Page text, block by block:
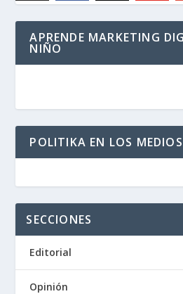
APRENDE MARKETING
NIÑO
POLITIKA EN LOS MEDIOS
SECCIONES
Editorial
Opinión